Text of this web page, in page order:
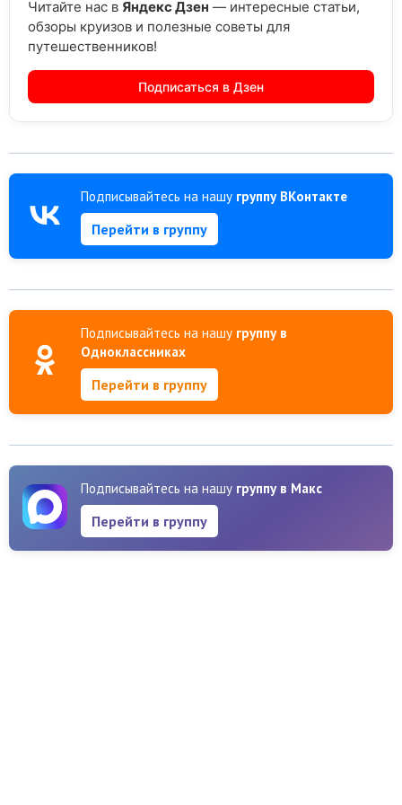
Читайте нас в Яндекс Дзен — интересные статьи,
обзоры круизов и полезные советы для
путешественников!
Подписаться в Дзен
Подписывайтесь на нашу группу ВКонтакте
Перейти в группу
Подписывайтесь на нашу группу в
Одноклассниках
Перейти в группу
Подписывайтесь на нашу группу в Макс
Перейти в группу